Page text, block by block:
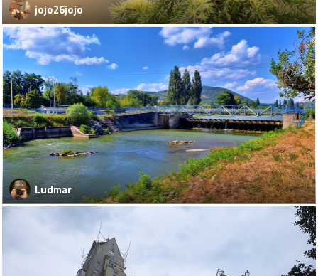
jojo26jojo
Ludmar